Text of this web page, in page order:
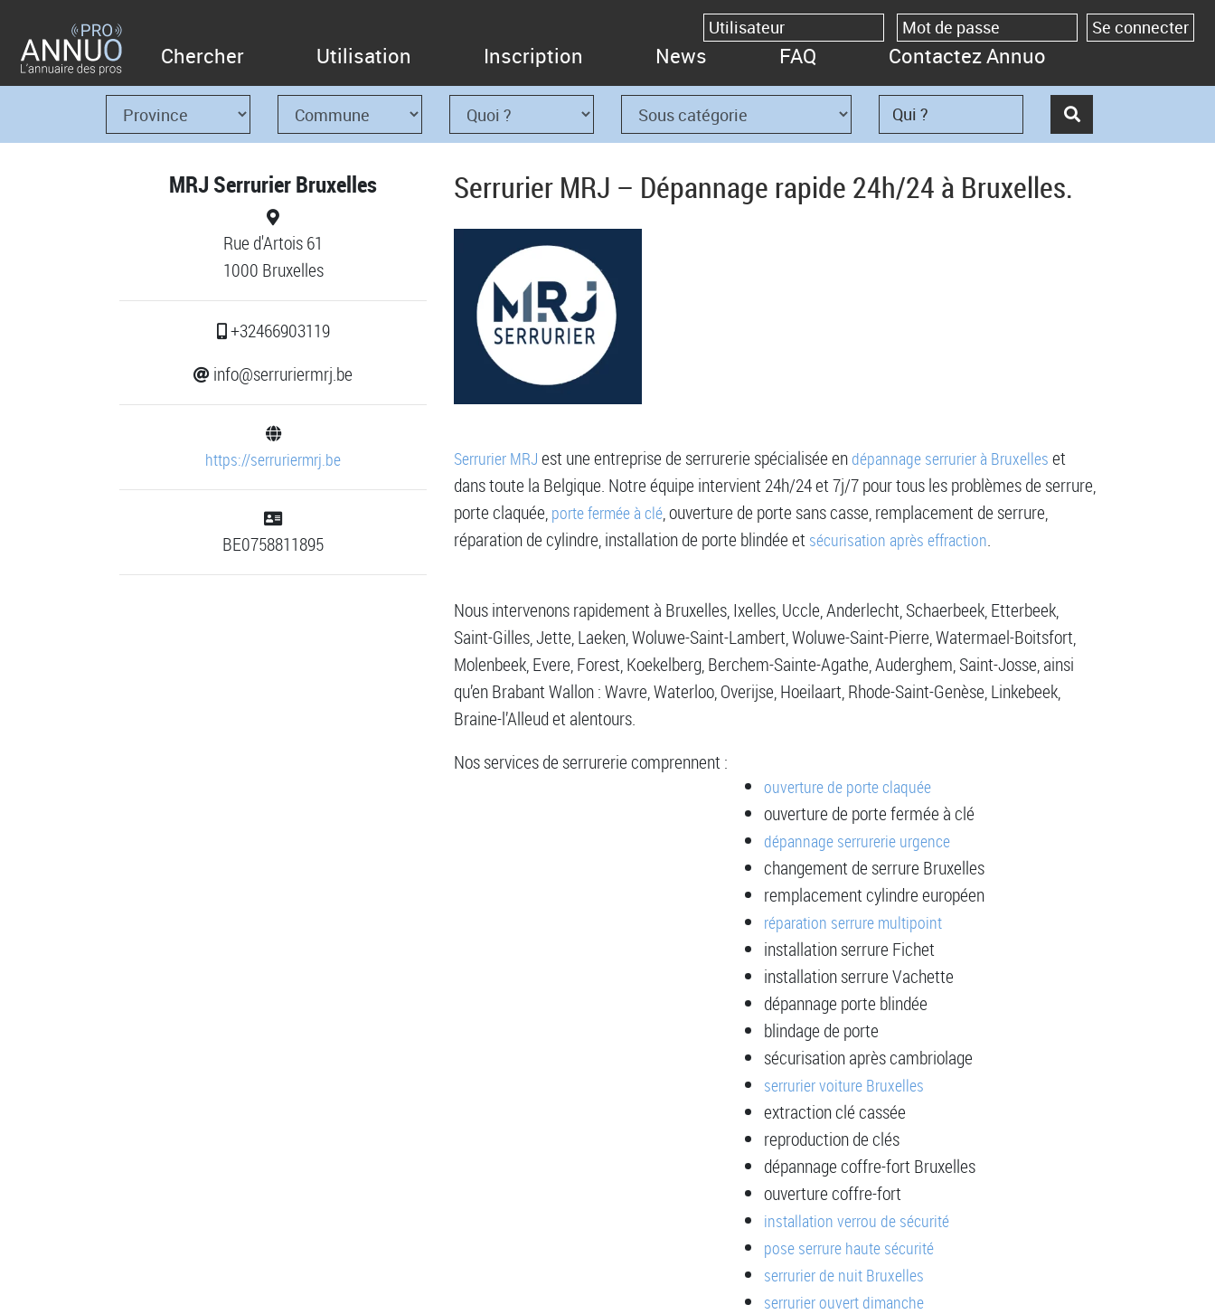
Chercher Utilisation Inscription News FAQ Contactez Annuo
MRJ Serrurier Bruxelles
Rue d'Artois 61
1000 Bruxelles
+32466903119
info@serruriermrj.be
https://serruriermrj.be
BE0758811895
Serrurier MRJ – Dépannage rapide 24h/24 à Bruxelles.
Serrurier MRJ est une entreprise de serrurerie spécialisée en dépannage serrurier à Bruxelles et
dans toute la Belgique. Notre équipe intervient 24h/24 et 7j/7 pour tous les problèmes de serrure,
porte claquée, porte fermée à clé, ouverture de porte sans casse, remplacement de serrure,
réparation de cylindre, installation de porte blindée et sécurisation après effraction.
Nous intervenons rapidement à Bruxelles, Ixelles, Uccle, Anderlecht, Schaerbeek, Etterbeek,
Saint-Gilles, Jette, Laeken, Woluwe-Saint-Lambert, Woluwe-Saint-Pierre, Watermael-Boitsfort,
Molenbeek, Evere, Forest, Koekelberg, Berchem-Sainte-Agathe, Auderghem, Saint-Josse, ainsi
qu’en Brabant Wallon : Wavre, Waterloo, Overijse, Hoeilaart, Rhode-Saint-Genèse, Linkebeek,
Braine-l’Alleud et alentours.
Nos services de serrurerie comprennent :
ouverture de porte claquée
ouverture de porte fermée à clé
dépannage serrurerie urgence
changement de serrure Bruxelles
remplacement cylindre européen
réparation serrure multipoint
installation serrure Fichet
installation serrure Vachette
dépannage porte blindée
blindage de porte
sécurisation après cambriolage
serrurier voiture Bruxelles
extraction clé cassée
reproduction de clés
dépannage coffre-fort Bruxelles
ouverture coffre-fort
installation verrou de sécurité
pose serrure haute sécurité
serrurier de nuit Bruxelles
serrurier ouvert dimanche